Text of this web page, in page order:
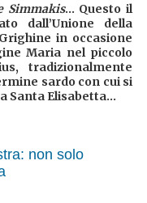
Simmakis... Questo il
dall’Unione della
in occasione
Maria nel piccolo
tradizionalmente
sardo con cui si
Santa Elisabetta...
non solo